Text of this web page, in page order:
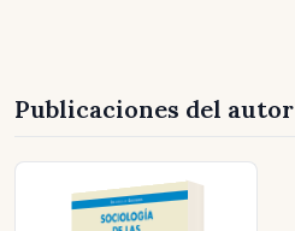
Publicaciones del autor